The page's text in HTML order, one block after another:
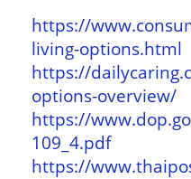
https://
living-options.html
https://
options-overview/
https://
109_4.pdf
https://